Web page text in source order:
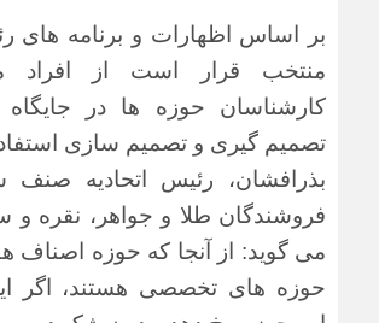
بر اساس اظهارات و برنامه های
منتخب قرار است از
کارشناسان حوزه ها در جایگاه
تصمیم گیری و تصمیم سازی
بذرافشان، رئیس اتحادیه صنف
فروشندگان طلا و جواهر، نقره
می گوید:
از آنجا که حوزه اصناف
حوزه های تخصصی هستند، اگر